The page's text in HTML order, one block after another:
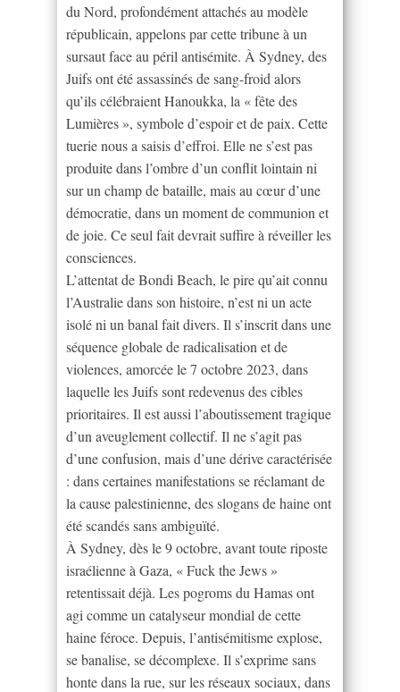
du Nord, profondément attachés au modèle
républicain, appelons par cette tribune à un
sursaut face au péril antisémite. À Sydney, des
Juifs ont été assassinés de sang-froid alors
qu’ils célébraient Hanoukka, la « fête des
Lumières », symbole d’espoir et de paix. Cette
tuerie nous a saisis d’effroi. Elle ne s’est pas
produite dans l’ombre d’un conflit lointain ni
sur un champ de bataille, mais au cœur d’une
démocratie, dans un moment de communion et
de joie. Ce seul fait devrait suffire à réveiller les
consciences.
L’attentat de Bondi Beach, le pire qu’ait connu
l’Australie dans son histoire, n’est ni un acte
isolé ni un banal fait divers. Il s’inscrit dans une
séquence globale de radicalisation et de
violences, amorcée le 7 octobre 2023, dans
laquelle les Juifs sont redevenus des cibles
prioritaires. Il est aussi l’aboutissement tragique
d’un aveuglement collectif. Il ne s’agit pas
d’une confusion, mais d’une dérive caractérisée
: dans certaines manifestations se réclamant de
la cause palestinienne, des slogans de haine ont
été scandés sans ambiguïté.
À Sydney, dès le 9 octobre, avant toute riposte
israélienne à Gaza, « Fuck the Jews »
retentissait déjà. Les pogroms du Hamas ont
agi comme un catalyseur mondial de cette
haine féroce. Depuis, l’antisémitisme explose,
se banalise, se décomplexe. Il s’exprime sans
honte dans la rue, sur les réseaux sociaux, dans